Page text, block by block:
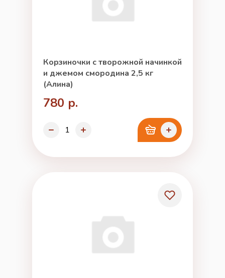
Корзиночки с творожной начинкой
и джемом смородина 2,5 кг
(Алина)
780 р.